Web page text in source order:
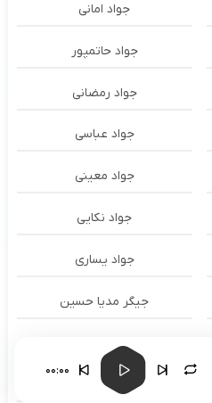
جواد امانی
جواد حاتمپور
جواد رمضانی
جواد عباسی
جواد معینی
جواد نکایی
جواد یساری
جیگر مدیا حسین
حاتم لورایی و شایع و امیر تتلو
حامد احمدی
00:00